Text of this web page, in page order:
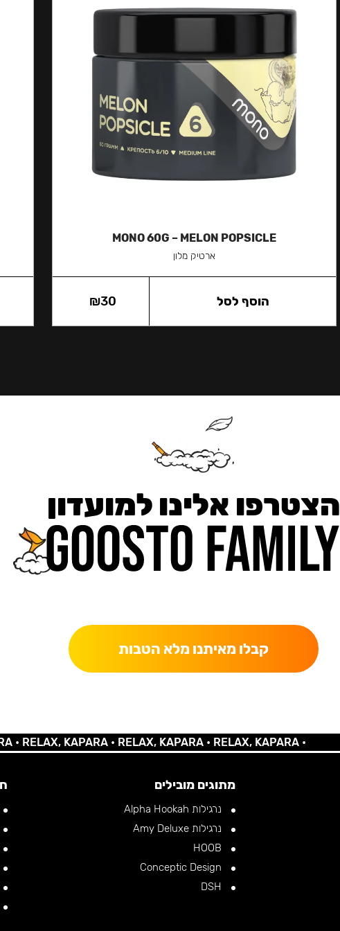
MONO 60G – MELON POPSICLE
ארטיק מלון
₪30 הוסף לסל
הצטרפו אלינו למועדון
קבלו מאיתנו מלא הטבות
KAPARA •RELAX, KAPARA •RELAX, KAPARA •
מתוגים מובילים
נרגילות Alpha Hookah
נרגילות Amy Deluxe